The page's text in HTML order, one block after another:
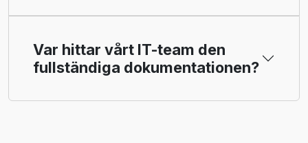
Var hittar vårt IT-team den
fullständiga dokumentationen?